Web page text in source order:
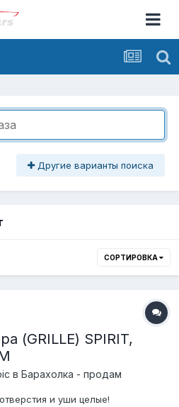
Другие варианты поиска
СОРТИРОВКА
(GRILLE) SPIRIT,
в Барахолка - продам
и уши целые!